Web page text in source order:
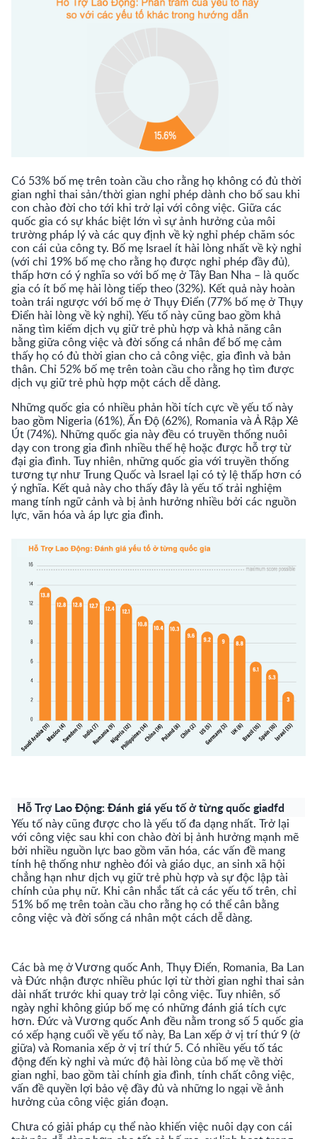
Có 53% bố mẹ trên toàn cầu cho rằng họ không có đủ thời
gian nghỉ thai sản/thời gian nghỉ phép dành cho bố sau khi
con chào đời cho tới khi trở lại với công việc. Giữa các
quốc gia có sự khác biệt lớn vì sự ảnh hưởng của môi
trường pháp lý và các quy định về kỳ nghỉ phép chăm sóc
con cái của công ty. Bố mẹ Israel ít hài lòng nhất về kỳ nghỉ
(với chỉ 19% bố mẹ cho rằng họ được nghỉ phép đầy đủ),
thấp hơn có ý nghĩa so với bố mẹ ở Tây Ban Nha – là quốc
gia có ít bố mẹ hài lòng tiếp theo (32%). Kết quả này hoàn
toàn trái ngược với bố mẹ ở Thụy Điển (77% bố mẹ ở Thụy
Điển hài lòng về kỳ nghỉ). Yếu tố này cũng bao gồm khả
năng tìm kiếm dịch vụ giữ trẻ phù hợp và khả năng cân
bằng giữa công việc và đời sống cá nhân để bố mẹ cảm
thấy họ có đủ thời gian cho cả công việc, gia đình và bản
thân. Chỉ 52% bố mẹ trên toàn cầu cho rằng họ tìm được
dịch vụ giữ trẻ phù hợp một cách dễ dàng.
Những quốc gia có nhiều phản hồi tích cực về yếu tố này
bao gồm Nigeria (61%), Ấn Độ (62%), Romania và Ả Rập Xê
Út (74%). Những quốc gia này đều có truyền thống nuôi
dạy con trong gia đình nhiều thế hệ hoặc được hỗ trợ từ
đại gia đình. Tuy nhiên, những quốc gia với truyền thống
tương tự như Trung Quốc và Israel lại có tỷ lệ thấp hơn có
ý nghĩa. Kết quả này cho thấy đây là yếu tố trải nghiệm
mang tính ngữ cảnh và bị ảnh hưởng nhiều bởi các nguồn
lực, văn hóa và áp lực gia đình.
Hỗ Trợ Lao Động: Đánh giá yếu tố ở từng quốc giadfd
Yếu tố này cũng được cho là yếu tố đa dạng nhất. Trở lại
với công việc sau khi con chào đời bị ảnh hưởng mạnh mẽ
bởi nhiều nguồn lực bao gồm văn hóa, các vấn đề mang
tính hệ thống như nghèo đói và giáo dục, an sinh xã hội
chẳng hạn như dịch vụ giữ trẻ phù hợp và sự độc lập tài
chính của phụ nữ. Khi cân nhắc tất cả các yếu tố trên, chỉ
51% bố mẹ trên toàn cầu cho rằng họ có thể cân bằng
công việc và đời sống cá nhân một cách dễ dàng.
Các bà mẹ ở Vương quốc Anh, Thụy Điển, Romania, Ba Lan
và Đức nhận được nhiều phúc lợi từ thời gian nghỉ thai sản
dài nhất trước khi quay trở lại công việc. Tuy nhiên, số
ngày nghỉ không giúp bố mẹ có những đánh giá tích cực
hơn. Đức và Vương quốc Anh đều nằm trong số 5 quốc gia
có xếp hạng cuối về yếu tố này, Ba Lan xếp ở vị trí thứ 9 (ở
giữa) và Romania xếp ở vị trí thứ 5. Có nhiều yếu tố tác
động đến kỳ nghỉ và mức độ hài lòng của bố mẹ về thời
gian nghỉ, bao gồm tài chính gia đình, tính chất công việc,
vấn đề quyền lợi bảo vệ đầy đủ và những lo ngại về ảnh
hưởng của công việc gián đoạn.
Chưa có giải pháp cụ thể nào khiến việc nuôi dạy con cái